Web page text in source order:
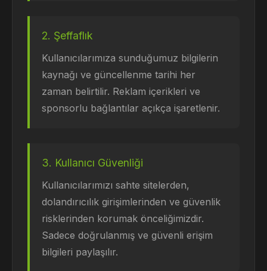
2. Şeffaflık
Kullanıcılarımıza sunduğumuz bilgilerin
kaynağı ve güncellenme tarihi her
zaman belirtilir. Reklam içerikleri ve
sponsorlu bağlantılar açıkça işaretlenir.
3. Kullanıcı Güvenliği
Kullanıcılarımızı sahte sitelerden,
dolandırıcılık girişimlerinden ve güvenlik
risklerinden korumak önceliğimizdir.
Sadece doğrulanmış ve güvenli erişim
bilgileri paylaşılır.